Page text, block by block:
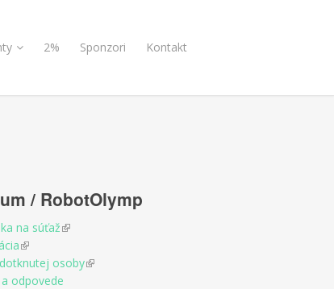
2% Sponzori Kontakt
/ RobotOlymp
na súťaž(link is external)
(link is external)
osoby(link is external)
odpovede